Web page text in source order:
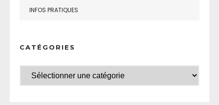
INFOS PRATIQUES
CATÉGORIES